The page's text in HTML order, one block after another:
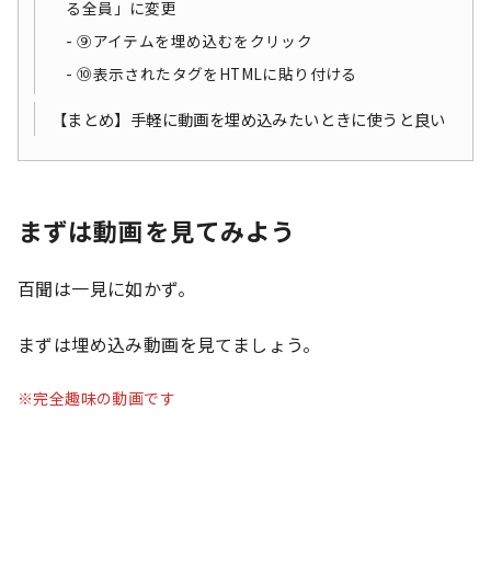
る全員」に変更
⑨アイテムを埋め込むをクリック
⑩表示されたタグをHTMLに貼り付ける
【まとめ】手軽に動画を埋め込みたいときに使うと良い
まずは動画を見てみよう
百聞は一見に如かず。
まずは埋め込み動画を見てましょう。
※完全趣味の動画です